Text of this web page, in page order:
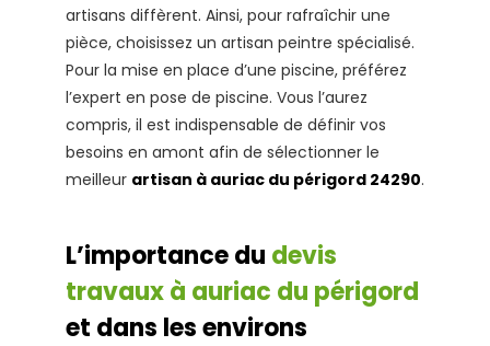
artisans diffèrent. Ainsi, pour rafraîchir une
pièce, choisissez un artisan peintre spécialisé.
Pour la mise en place d’une piscine, préférez
l’expert en pose de piscine. Vous l’aurez
compris, il est indispensable de définir vos
besoins en amont afin de sélectionner le
meilleur artisan à auriac du périgord 24290.
L’importance du devis
travaux à auriac du périgord
et dans les environs